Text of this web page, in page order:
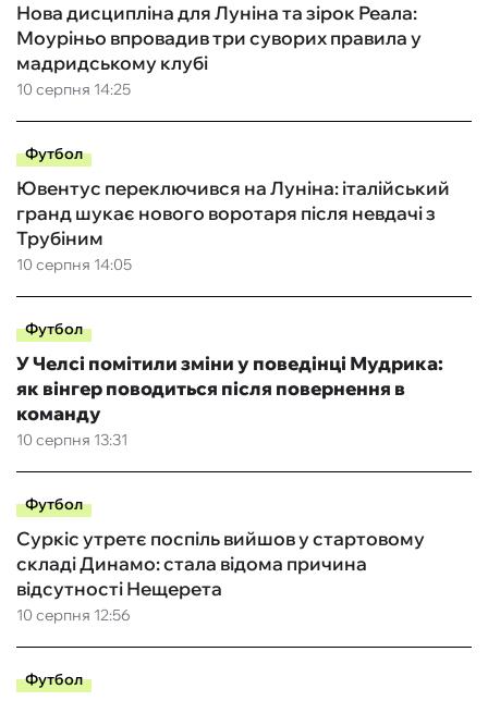
10 серпня 14:25
Нова дисципліна для Луніна та зірок Реала:
Моуріньо впровадив три суворих правила у
мадридському клубі
Футбол
10 серпня 14:05
Ювентус переключився на Луніна: італійський
гранд шукає нового воротаря після невдачі з
Трубіним
Футбол
10 серпня 13:31
У Челсі помітили зміни у поведінці Мудрика:
як вінгер поводиться після повернення в
команду
Футбол
10 серпня 12:56
Суркіс утретє поспіль вийшов у стартовому
складі Динамо: стала відома причина
відсутності Нещерета
Футбол